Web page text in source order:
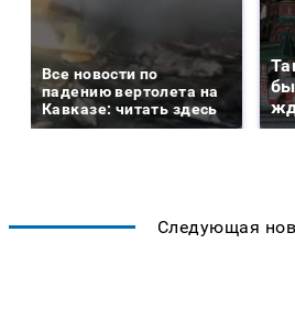
Все новости по
падению вертолета на
Кавказе: читать здесь
Следующая